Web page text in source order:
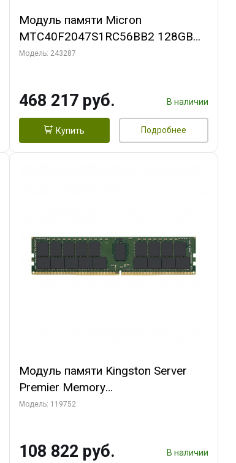
Модуль памяти Micron
MTC40F2047S1RC56BB2 128GB
TruDDR5 5600MHz
Модель: 243287
468 217 руб. В наличии
Купить Подробнее
Модуль памяти Kingston Server
Premier Memory
KSM32RD4/64MFR 64GB DDR4
Модель: 119752
108 822 руб. В наличии